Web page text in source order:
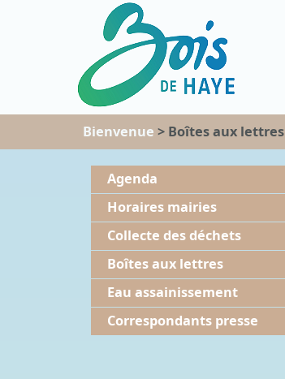
Bienvenue > Boîtes aux lettres
Agenda
Horaires mairies
Collecte des déchets
Boîtes aux lettres
Eau assainissement
Correspondants presse